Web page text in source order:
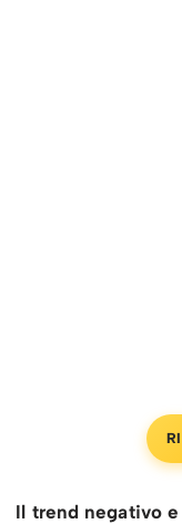
Il trend negativo